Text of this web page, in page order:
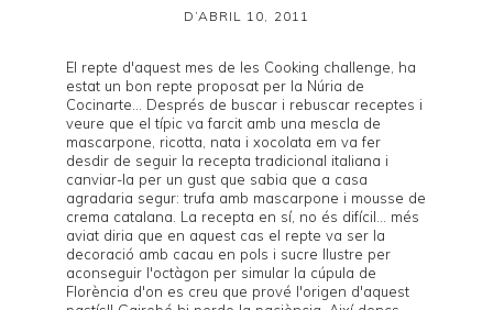
D’ABRIL 10, 2011
El repte d'aquest mes de les Cooking challenge , ha
estat un bon repte proposat per la Núria de
Cocinarte ... Després de buscar i rebuscar receptes i
veure que el típic va farcit amb una mescla de
mascarpone, ricotta, nata i xocolata em va fer
desdir de seguir la recepta tradicional italiana i
canviar-la per un gust que sabia que a casa
agradaria segur: trufa amb mascarpone i mousse de
crema catalana. La recepta en sí, no és difícil... més
aviat diria que en aquest cas el repte va ser la
decoració amb cacau en pols i sucre llustre per
aconseguir l'octàgon per simular la cúpula de
Florència d'on es creu que prové l'origen d'aquest